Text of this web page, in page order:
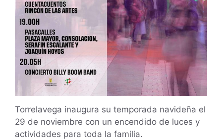
Torrelavega inaugura su temporada navideña el
29 de noviembre con un encendido de luces y
actividades para toda la familia.